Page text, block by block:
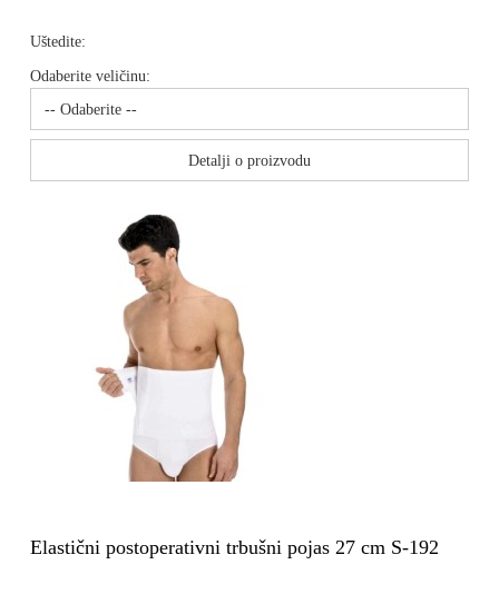
Uštedite:
Odaberite veličinu:
Detalji o proizvodu
Elastični postoperativni trbušni pojas 27 cm S-192